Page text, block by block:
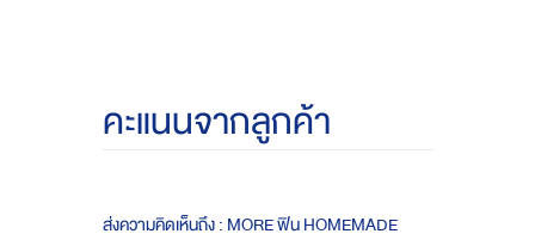
คะแนนจากลูกค้า
ส่งความคิดเห็นถึง : MORE ฟิน HOMEMADE